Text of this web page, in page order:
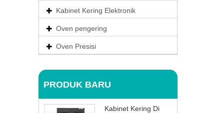
Kabinet Kering Elektronik
Oven pengering
Oven Presisi
PRODUK BARU
Kabinet Kering Di